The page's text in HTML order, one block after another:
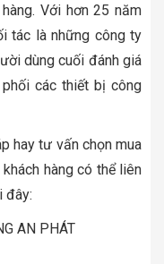
Với hơn 25 năm
tác là những công ty
dùng cuối đánh giá
các thiết bị công
hay tư vấn chọn mua
hàng có thể liên
đây:
AN PHÁT